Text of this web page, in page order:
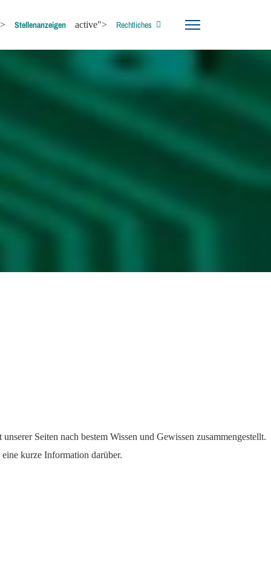
Stellenanzeigen active"> Rechtliches
Seiten nach bestem Wissen und Gewissen zusammengestellt.
kurze Information darüber.